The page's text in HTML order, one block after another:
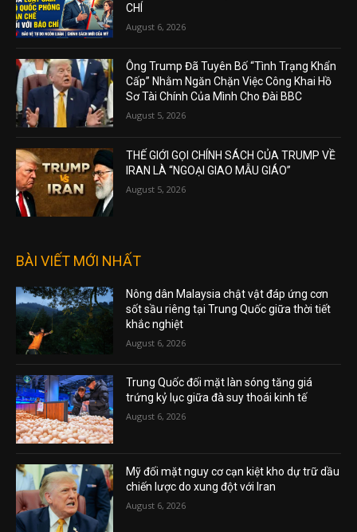
CHÍ
August 6, 2026
Ông Trump Đã Tuyên Bố “Tình Trạng Khẩn
Cấp” Nhằm Ngăn Chặn Việc Công Khai Hồ
Sơ Tài Chính Của Mình Cho Đài BBC
August 5, 2026
THẾ GIỚI GỌI CHÍNH SÁCH CỦA TRUMP VỀ
IRAN LÀ “NGOẠI GIAO MẪU GIÁO”
August 5, 2026
BÀI VIẾT MỚI NHẤT
Nông dân Malaysia chật vật đáp ứng cơn
sốt sầu riêng tại Trung Quốc giữa thời tiết
khắc nghiệt
August 6, 2026
Trung Quốc đối mặt làn sóng tăng giá
trứng kỷ lục giữa đà suy thoái kinh tế
August 6, 2026
Mỹ đối mặt nguy cơ cạn kiệt kho dự trữ dầu
chiến lược do xung đột với Iran
August 6, 2026